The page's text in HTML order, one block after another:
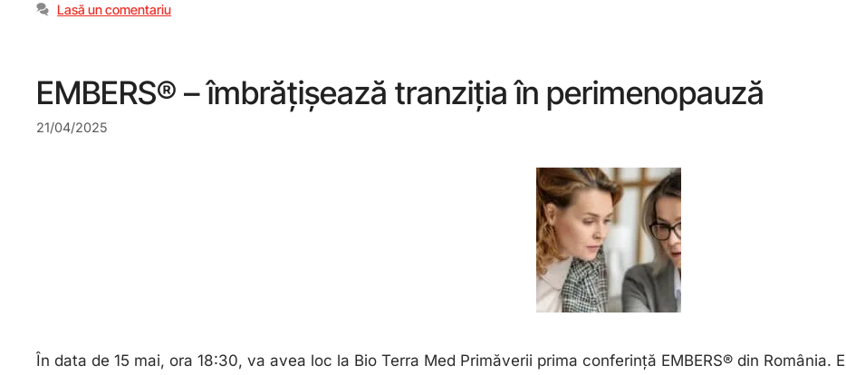
Lasă un comentariu
EMBERS® – îmbrățișează tranziția în perimenopauză
21/04/2025
În data de 15 mai, ora 18:30, va avea loc la Bio Terra Med Primăverii prima conferință EMBERS® din